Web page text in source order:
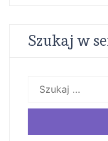
Szukaj w
Szukaj: